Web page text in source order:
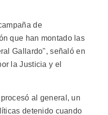
de
que han montado las
Gallardo", señaló en
la Justicia y el
al general, un
detenido cuando